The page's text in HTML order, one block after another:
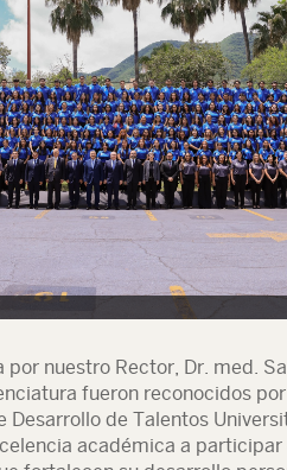
por nuestro Rector, Dr. med.
fueron reconocidos
Desarrollo de Talentos
académica a